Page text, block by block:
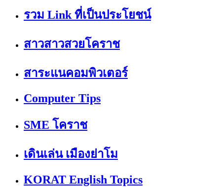
รวม Link ที่เป็นประโยชน์
สาวสาวสวยโคราช
สาระแนคอมพิวเตอร์
Computer Tips
SME โคราช
เดินเล่น เมืองย่าโม
KORAT English Topics